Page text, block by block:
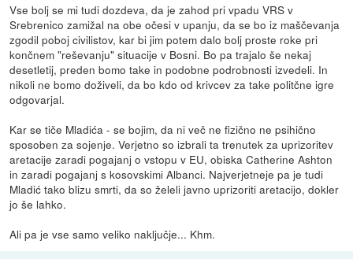
Vse bolj se mi tudi dozdeva, da je zahod pri vpadu VRS v
Srebrenico zamižal na obe očesi v upanju, da se bo iz maščevanja
zgodil poboj civilistov, kar bi jim potem dalo bolj proste roke pri
končnem "reševanju" situacije v Bosni. Bo pa trajalo še nekaj
desetletij, preden bomo take in podobne podrobnosti izvedeli. In
nikoli ne bomo doživeli, da bo kdo od krivcev za take politčne igre
odgovarjal.
Kar se tiče Mladića - se bojim, da ni več ne fizično ne psihično
sposoben za sojenje. Verjetno so izbrali ta trenutek za uprizoritev
aretacije zaradi pogajanj o vstopu v EU, obiska Catherine Ashton
in zaradi pogajanj s kosovskimi Albanci. Najverjetneje pa je tudi
Mladić tako blizu smrti, da so želeli javno uprizoriti aretacijo, dokler
jo še lahko.
Ali pa je vse samo veliko naključje... Khm.